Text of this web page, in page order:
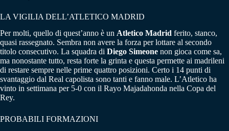
LA VIGILIA DELL’ATLETICO MADRID
Per molti, quello di quest’anno è un Atletico Madrid ferito, stanco,
quasi rassegnato. Sembra non avere la forza per lottare al secondo
titolo consecutivo. La squadra di Diego Simeone non gioca come sa,
ma nonostante tutto, resta forte la grinta e questa permette ai madrileni
di restare sempre nelle prime quattro posizioni. Certo i 14 punti di
svantaggio dal Real capolista sono tanti e fanno male. L’Atletico ha
vinto in settimana per 5-0 con il Rayo Majadahonda nella Copa del
Rey.
PROBABILI FORMAZIONI